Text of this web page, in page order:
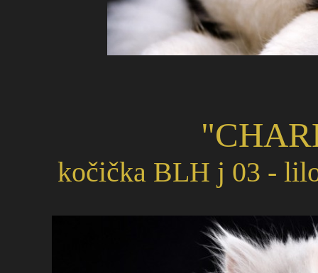
kočička BLH j 03 -